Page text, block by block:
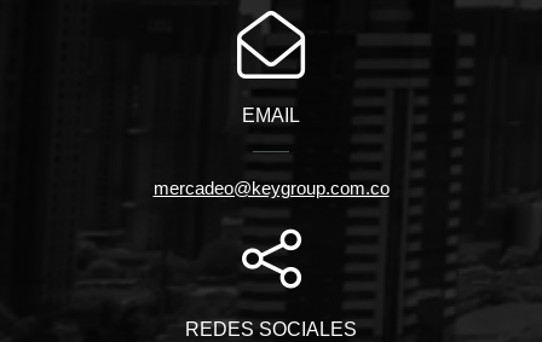
EMAIL
mercadeo@keygroup.com.co
REDES SOCIALES